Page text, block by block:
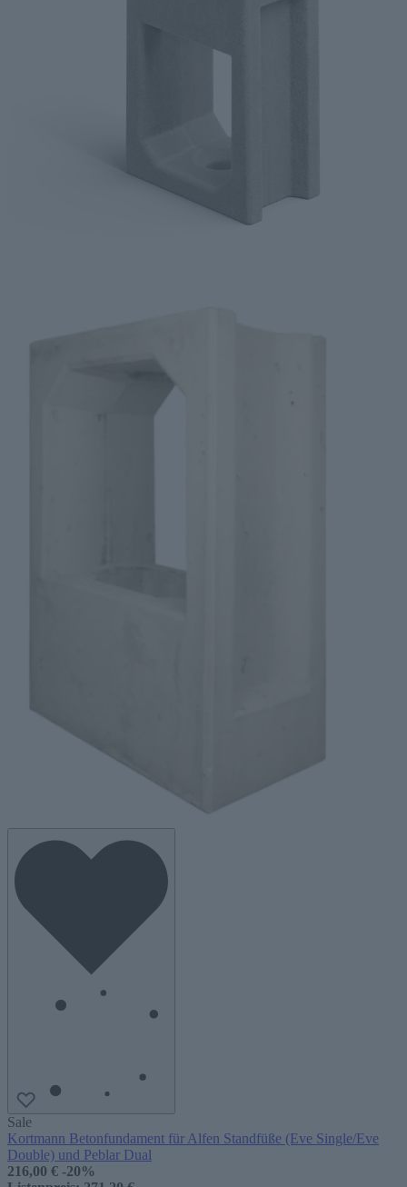
Sale
Kortmann Betonfundament für Alfen Standfüße (Eve Single/Eve
Double) und Peblar Dual
216,00 € -20%